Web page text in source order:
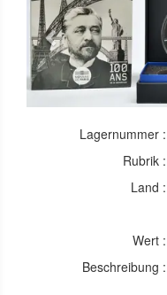
Previous
Lagernummer :
Rubrik :
Land :
Wert :
Beschreibung :